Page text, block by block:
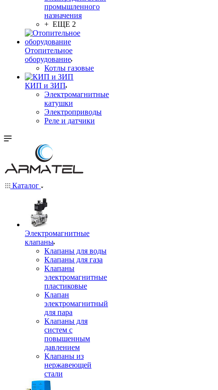
промышленного
назначения
+ ЕЩЕ 2
Отопительное
оборудование
Котлы газовые
КИП и ЗИП
Электромагнитные
катушки
Электроприводы
Реле и датчики
Каталог
Электромагнитные
клапаны
Клапаны для воды
Клапаны для газа
Клапаны
электромагнитные
пластиковые
Клапан
электромагнитный
для пара
Клапаны для
систем с
повышенным
давлением
Клапаны из
нержавеющей
стали